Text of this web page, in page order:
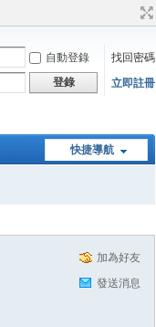
自動登錄
找回密碼
登錄 立即註冊
快捷導航
加為好友
發送消息